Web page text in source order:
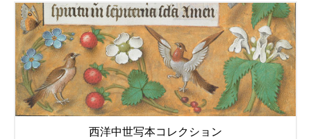
西洋中世写本コレクション